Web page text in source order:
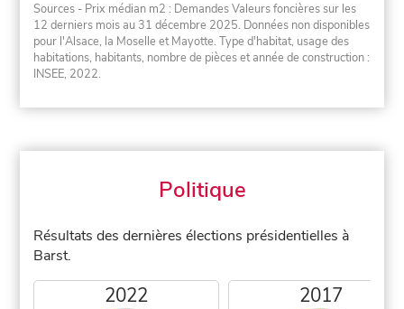
Sources - Prix médian m2 : Demandes Valeurs foncières sur les
12 derniers mois au 31 décembre 2025. Données non disponibles
pour l'Alsace, la Moselle et Mayotte. Type d'habitat, usage des
habitations, habitants, nombre de pièces et année de construction :
INSEE, 2022.
Politique
Résultats des dernières élections présidentielles à
Barst.
2022 2017